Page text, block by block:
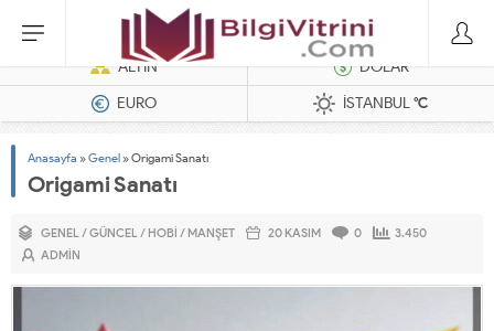
Dizel Jeneratörler
ALTIN
DOLAR
EURO
İSTANBUL°C
Anasayfa »Genel »Origami Sanatı
Origami Sanatı
GENEL/GÜNCEL/ HOBI / MANŞET 20 KASIM 0
3.450
ADMIN